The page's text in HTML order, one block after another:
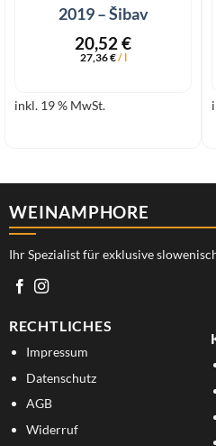
2019 – Šibav
20,52 €
27,36€/l
inkl. 19 % MwSt.
WEINAMPHORE
Ihr Spezialist für exklusive
RECHTLICHES
Impressum
Datenschutz
AGB
Widerruf